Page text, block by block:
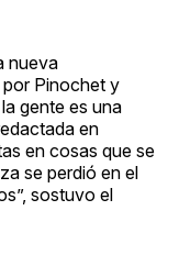
nueva
Pinochet y
gente es una
en
en cosas que se
se perdió en el
sostuvo el